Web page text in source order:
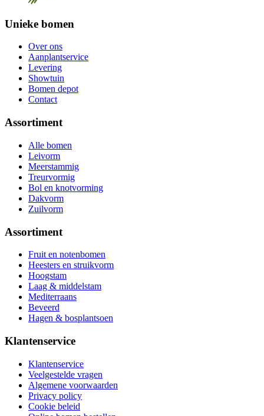
Unieke bomen
Over ons
Aanplantservice
Levering
Showtuin
Bomen depot
Contact
Assortiment
Alle bomen
Leivorm
Meerstammig
Treurvormig
Bol en knotvorming
Dakvorm
Zuilvorm
Assortiment
Fruit en notenbomen
Heesters en struikvorm
Hoogstam
Laag & middelstam
Mediterraans
Beveerd
Hagen & bosplantsoen
Klantenservice
Klantenservice
Veelgestelde vragen
Algemene voorwaarden
Privacy policy
Cookie beleid